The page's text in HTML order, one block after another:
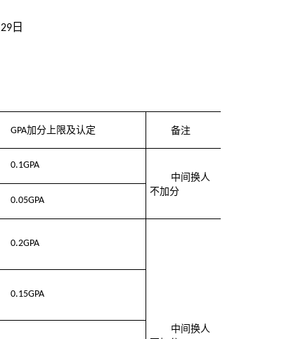
29 日
GPA加分上限及认定 备注
0.1GPA
中间换人
不加分
0.05GPA
0.2GPA
中间换人
0.15GPA